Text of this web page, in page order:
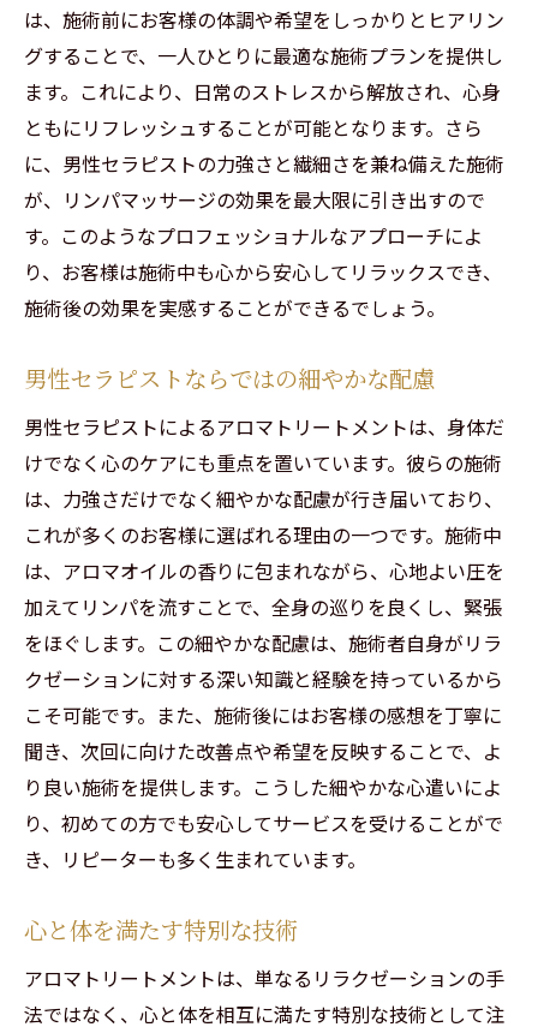
は、施術前にお客様の体調や希望をしっかりとヒアリン
グすることで、一人ひとりに最適な施術プランを提供し
ます。これにより、日常のストレスから解放され、心身
ともにリフレッシュすることが可能となります。さら
に、男性セラピストの力強さと繊細さを兼ね備えた施術
が、リンパマッサージの効果を最大限に引き出すので
す。このようなプロフェッショナルなアプローチによ
り、お客様は施術中も心から安心してリラックスでき、
施術後の効果を実感することができるでしょう。
男性セラピストならではの細やかな配慮
男性セラピストによるアロマトリートメントは、身体だ
けでなく心のケアにも重点を置いています。彼らの施術
は、力強さだけでなく細やかな配慮が行き届いており、
これが多くのお客様に選ばれる理由の一つです。施術中
は、アロマオイルの香りに包まれながら、心地よい圧を
加えてリンパを流すことで、全身の巡りを良くし、緊張
をほぐします。この細やかな配慮は、施術者自身がリラ
クゼーションに対する深い知識と経験を持っているから
こそ可能です。また、施術後にはお客様の感想を丁寧に
聞き、次回に向けた改善点や希望を反映することで、よ
り良い施術を提供します。こうした細やかな心遣いによ
り、初めての方でも安心してサービスを受けることがで
き、リピーターも多く生まれています。
心と体を満たす特別な技術
アロマトリートメントは、単なるリラクゼーションの手
法ではなく、心と体を相互に満たす特別な技術として注